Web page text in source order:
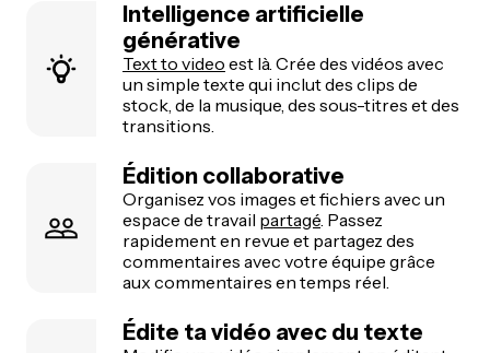
Intelligence artificielle
générative
Text to video est là. Crée des vidéos avec
un simple texte qui inclut des clips de
stock, de la musique, des sous-titres et des
transitions.
Édition collaborative
Organisez vos images et fichiers avec un
espace de travail partagé. Passez
rapidement en revue et partagez des
commentaires avec votre équipe grâce
aux commentaires en temps réel.
Édite ta vidéo avec du texte